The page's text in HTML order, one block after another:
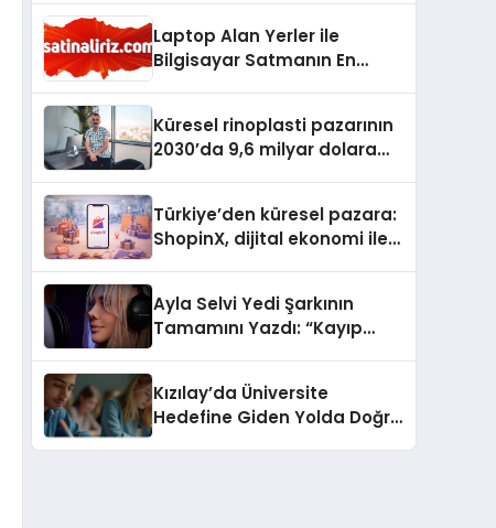
Laptop Alan Yerler ile
Bilgisayar Satmanın En
Küresel rinoplasti pazarının
2030’da 9,6 milyar dolara
Türkiye’den küresel pazara:
ShopinX, dijital ekonomi ile
Ayla Selvi Yedi Şarkının
Tamamını Yazdı: “Kayıp
Kızılay’da Üniversite
Hedefine Giden Yolda Doğru